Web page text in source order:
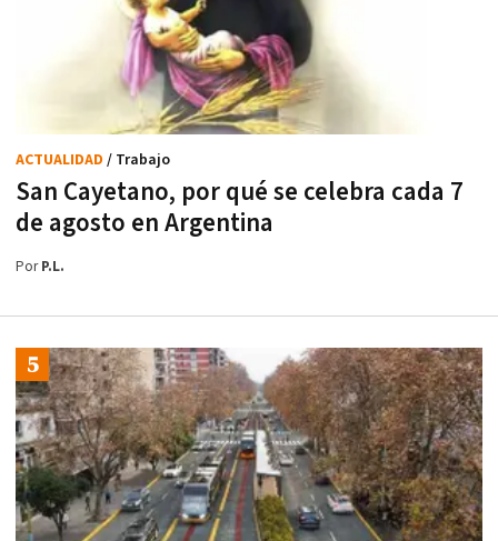
San Cayetano, por qué se celebra cada 7
de agosto en Argentina
ACTUALIDAD / Trabajo
PorP.L.